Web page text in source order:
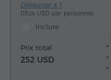
Déjeuner x 1
(15.26 USD par personne)
Inclure
Prix total
252 USD